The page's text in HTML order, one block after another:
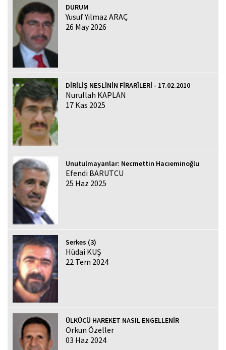
DURUM
Yusuf Yılmaz ARAÇ
26 May 2026
DİRİLİŞ NESLİNİN FİRARÎLERİ - 17.02.2010
Nurullah KAPLAN
17 Kas 2025
Unutulmayanlar: Necmettin Hacıeminoğlu
Efendi BARUTCU
25 Haz 2025
Serkes (3)
Hüdai KUŞ
22 Tem 2024
ÜLKÜCÜ HAREKET NASIL ENGELLENİR
Orkun Özeller
03 Haz 2024